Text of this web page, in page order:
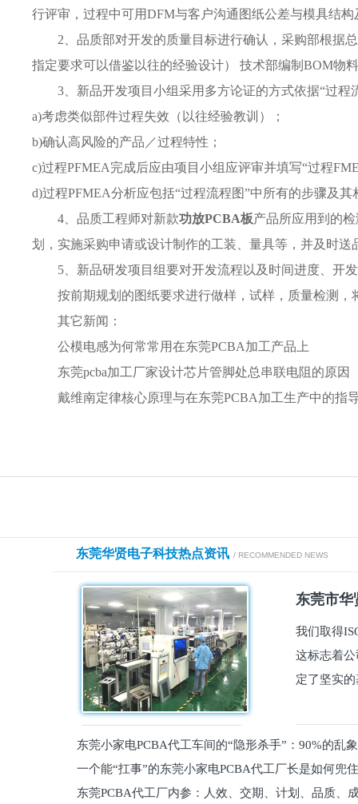
行评审，过程中可用DFM与客户沟通图纸公差与模具结构
2、品质部对开发的质量目标进行确认，采购部根据
指定要求可以借鉴以往的经验设计） 技术部编制BOM物
3、新品开发项目小组采用多方论证的方式依据“过程
a)考虑类似部件过程失效（以往经验教训）；
b)确认高风险的产品／过程特性；
c)过程PFMEA完成后应由项目小组应评审并填写“过程
d)过程PFMEA分析应包括“过程流程图”中所有的步骤及
4、品质工程师对新款功放PCBA板产品所应用到的
划，实施采购申请或设计制作的工装、量具等，并及时送
5、新品研发项目组要对开发流程以及时间进度、开
按前期规划的图纸要求进行做样，试样，质量检测
其它新闻：
公模电感为何常常用在东莞PCBA加工产品上
东莞pcba加工厂家设计芯片管脚处总串联电阻的原因
戴维南定律核心原理与在东莞PCBA加工生产中的指
东莞华贤电子科技热点资讯 / RECOMMENDED NEWS
东莞市华
我们取得
这标志着
定了坚实
东莞小家电PCBA代工车间的“隐形杀手”：90%的乱
员工一个能“扛事”的东莞小家电PCBA代工厂长是如何兜
东莞PCBA代工厂内参：人效、交期、计划、品质